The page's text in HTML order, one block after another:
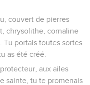
couvert de pierres
chrysolithe, cornaline
Tu portais toutes sortes
as été créé.
aux ailes
sainte, tu te promenais